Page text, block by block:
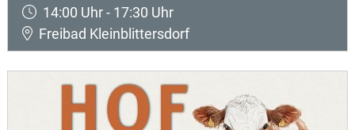
14:00 Uhr - 17:30 Uhr
Freibad Kleinblittersdorf